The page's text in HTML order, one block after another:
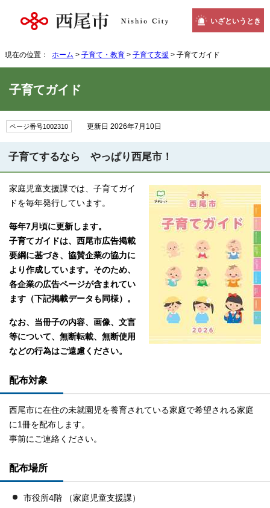
いざというとき
現在の位置： ホーム > 子育て・教育 > 子育て支援 > 子育てガイド
子育てガイド
ページ番号1002310 更新日 2026年7月10日
子育てするなら やっぱり西尾市！
家庭児童支援課では、子育てガイ
ドを毎年発行しています。
毎年7月頃に更新します。
子育てガイドは、西尾市広告掲載
要綱に基づき、協賛企業の協力に
より作成しています。そのため、
各企業の広告ページが含まれてい
ます（下記掲載データも同様） 。
なお、 当冊子の内容、画像、文言
等について、無断転載、無断使用
などの行為はご遠慮ください。
配布対象
西尾市に在住の未就園児を養育されている家庭で希望される家庭
に1冊を配布します。
事前にご連絡ください。
配布場所
市役所4階 （家庭児童支援課）